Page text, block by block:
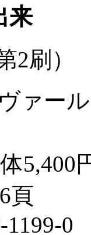
来
2刷）
ァー
5,400
頁
1199-0